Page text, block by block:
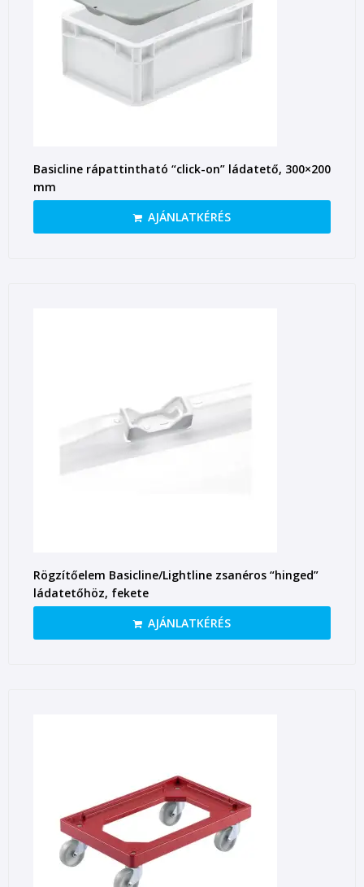
Basicline rápattintható “click-on” ládatető, 300×200
mm
AJÁNLATKÉRÉS
Rögzítőelem Basicline/Lightline zsanéros “hinged”
ládatetőhöz, fekete
AJÁNLATKÉRÉS